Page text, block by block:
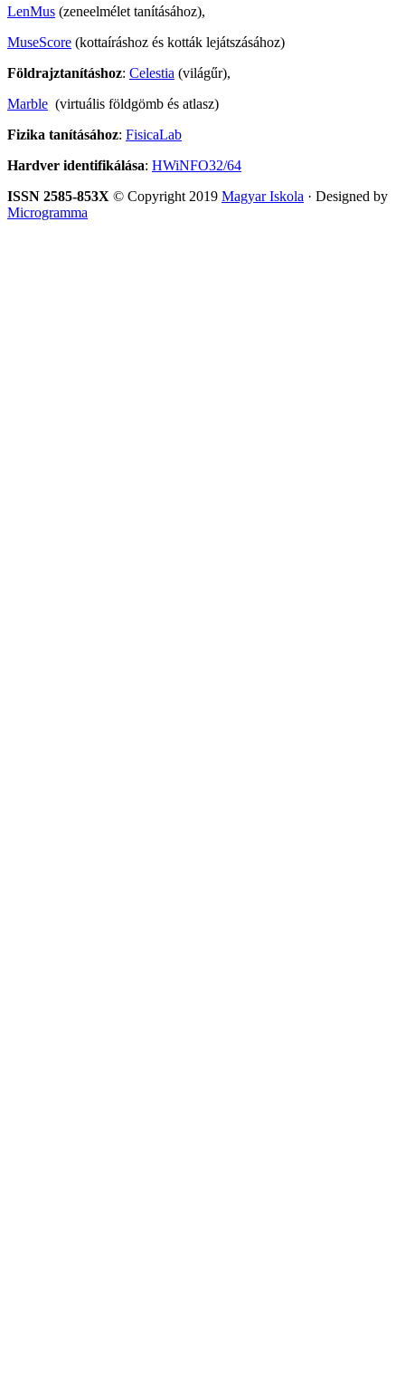
LenMus (zeneelmélet tanításához),
MuseScore (kottaíráshoz és kották lejátszásához)
Földrajztanításhoz: Celestia (világűr),
Marble (virtuális földgömb és atlasz)
Fizika tanításához: FisicaLab
Hardver identifikálása: HWiNFO32/64
ISSN 2585-853X © Copyright 2019 Magyar Iskola · Designed by
Microgramma